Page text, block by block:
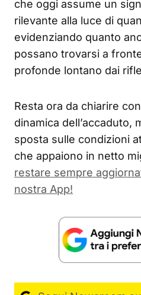
che oggi assume un
rilevante alla luce di
evidenziando quanto
possano trovarsi a
profonde lontano dai
Resta ora da chiarire
dinamica dell’accaduto,
sposta sulle condizioni
che appaiono in netto
restare sempre
nostra App!